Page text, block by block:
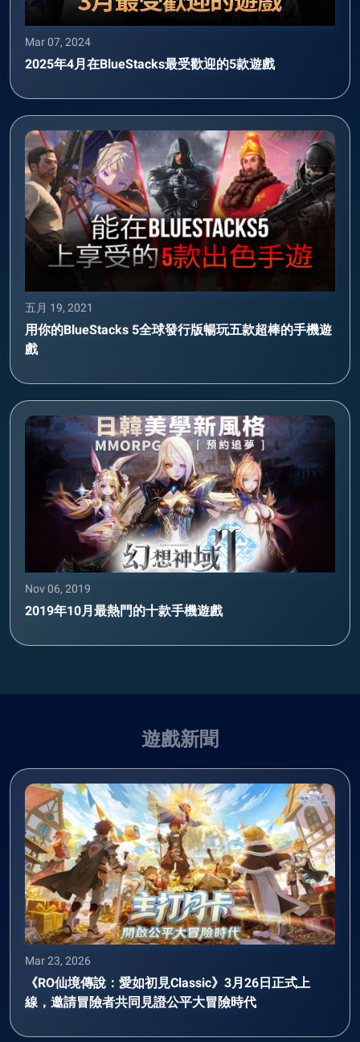
Mar 07, 2024
2025年4月在BlueStacks最受歡迎的5款遊戲
五月 19, 2021
用你的BlueStacks 5全球發行版暢玩五款超棒的手機遊
戲
Nov 06, 2019
2019年10月最熱門的十款手機遊戲
遊戲新聞
Mar 23, 2026
《RO仙境傳說：愛如初見Classic》3月26日正式上
線，邀請冒險者共同見證公平大冒險時代